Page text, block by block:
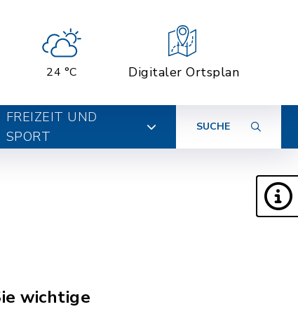
24 °C Digitaler Ortsplan
FREIZEIT UND
SPORT
SUCHE
wichtige